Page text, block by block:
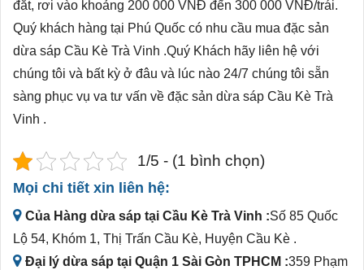
đắt, rơi vào khoảng 200 000 VNĐ đến 300 000 VNĐ/trái.
Quý khách hàng tại Phú Quốc có nhu cầu mua đặc sản
dừa sáp Cầu Kè Trà Vinh .Quý Khách hãy liên hệ với
chúng tôi và bất kỳ ở đâu và lúc nào 24/7 chúng tôi sẵn
sàng phục vụ va tư vấn về đặc sản dừa sáp Cầu Kè Trà
Vinh .
1/5 - (1 bình chọn)
Mọi chi tiết xin liên hệ:
Của Hàng dừa sáp tại Cầu Kè Trà Vinh :Số 85 Quốc
Lộ 54, Khóm 1, Thị Trấn Cầu Kè, Huyện Cầu Kè .
Đại lý dừa sáp tại Quận 1 Sài Gòn TPHCM :359 Phạm